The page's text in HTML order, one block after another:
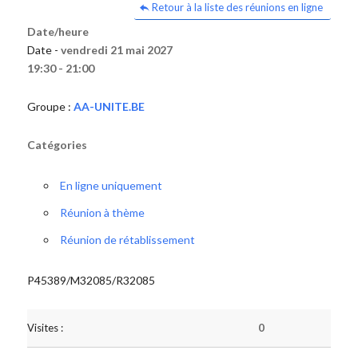
Retour à la liste des réunions en ligne
Date/heure
Date - vendredi 21 mai 2027
19:30 - 21:00
Groupe : AA-UNITE.BE
Catégories
En ligne uniquement
Réunion à thème
Réunion de rétablissement
P45389/M32085/R32085
Visites : 0